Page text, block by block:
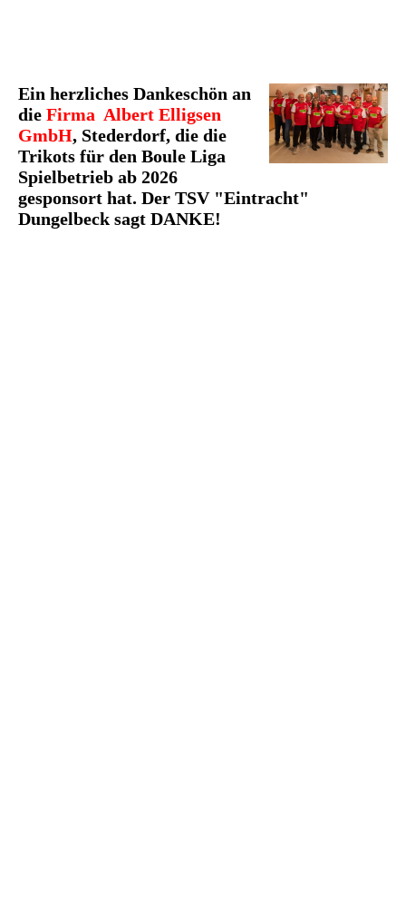
Ein herzliches Dankeschön an
die Firma Albert Elligsen
GmbH, Stederdorf, die die
Trikots für den Boule Liga
Spielbetrieb ab 2026
gesponsort hat. Der TSV "Eintracht"
Dungelbeck sagt DANKE!